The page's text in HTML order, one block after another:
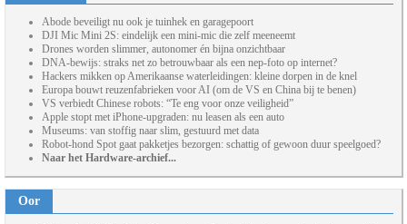
Abode beveiligt nu ook je tuinhek en garagepoort
DJI Mic Mini 2S: eindelijk een mini-mic die zelf meeneemt
Drones worden slimmer, autonomer én bijna onzichtbaar
DNA-bewijs: straks net zo betrouwbaar als een nep-foto op internet?
Hackers mikken op Amerikaanse waterleidingen: kleine dorpen in de knel
Europa bouwt reuzenfabrieken voor AI (om de VS en China bij te benen)
VS verbiedt Chinese robots: “Te eng voor onze veiligheid”
Apple stopt met iPhone-upgraden: nu leasen als een auto
Museums: van stoffig naar slim, gestuurd met data
Robot-hond Spot gaat pakketjes bezorgen: schattig of gewoon duur speelgoed?
Naar het Hardware-archief...
Oor